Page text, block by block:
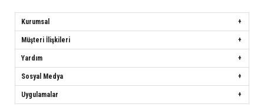
Kurumsal
Müşteri İlişkileri
Yardım
Sosyal Medya
Uygulamalar